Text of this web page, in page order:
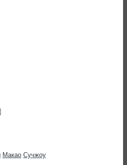
Макао Сучжоу